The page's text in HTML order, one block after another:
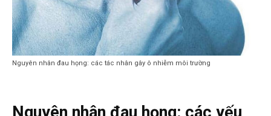
Nguyên nhân đau họng: các tác nhân gây ô nhiễm môi trường